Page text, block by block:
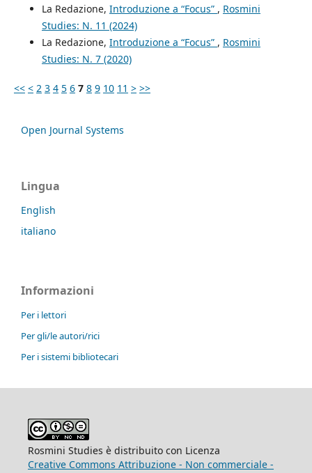
La Redazione, Introduzione a “Focus” , Rosmini
Studies: N. 11 (2024)
La Redazione, Introduzione a “Focus” , Rosmini
Studies: N. 7 (2020)
<< < 2 3 4 5 6 7 8 9 10 11 > >>
Open Journal Systems
Lingua
English
italiano
Informazioni
Per i lettori
Per gli/le autori/rici
Per i sistemi bibliotecari
Rosmini Studies è distribuito con Licenza
Creative Commons Attribuzione - Non commerciale -